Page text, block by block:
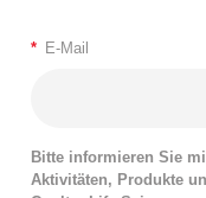
* E-Mail
Bitte informieren Sie
Aktivitäten, Produkte